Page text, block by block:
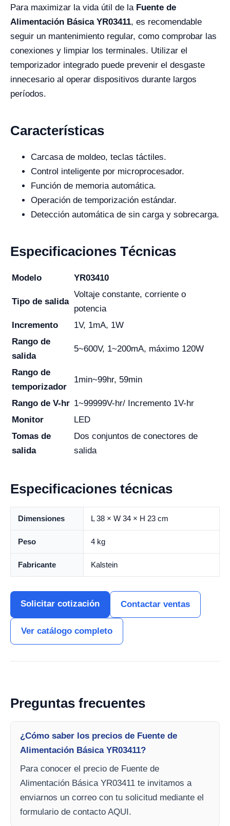
Para maximizar la vida útil de la Fuente de
Alimentación Básica YR03411, es recomendable
seguir un mantenimiento regular, como comprobar las
conexiones y limpiar los terminales. Utilizar el
temporizador integrado puede prevenir el desgaste
innecesario al operar dispositivos durante largos
períodos.
Características
Carcasa de moldeo, teclas táctiles.
Control inteligente por microprocesador.
Función de memoria automática.
Operación de temporización estándar.
Detección automática de sin carga y sobrecarga.
Especificaciones Técnicas
Modelo YR03410
Tipo de salida
Voltaje constante, corriente o
potencia
Incremento
1V, 1mA, 1W
Rango de
salida
5~600V, 1~200mA, máximo 120W
Rango de
temporizador
1min~99hr, 59min
Rango de V-hr 1~99999V-hr/ Incremento 1V-hr
Monitor
LED
Tomas de
salida
Dos conjuntos de conectores de
salida
Especificaciones técnicas
Dimensiones L 38 × W 34 × H 23 cm
Peso 4 kg
Fabricante Kalstein
Solicitar cotización Contactar ventas
Ver catálogo completo
Preguntas frecuentes
¿Cómo saber los precios de Fuente de
Alimentación Básica YR03411?
Para conocer el precio de Fuente de
Alimentación Básica YR03411 te invitamos a
enviarnos un correo con tu solicitud mediante el
formulario de contacto AQUI.